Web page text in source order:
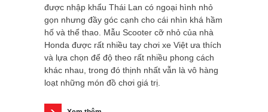
được nhập khẩu Thái Lan có ngoại hình nhỏ
gọn nhưng đầy góc cạnh cho cái nhìn khá hầm
hố và thể thao. Mẫu Scooter cỡ nhỏ của nhà
Honda được rất nhiều tay chơi xe Việt ưa thích
và lựa chọn để độ theo rất nhiều phong cách
khác nhau, trong đó thịnh nhất vẫn là vô hàng
loạt những món đồ chơi giá trị.